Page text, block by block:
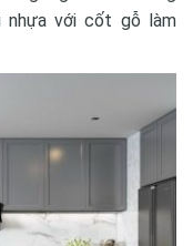
nhựa với cốt gỗ làm